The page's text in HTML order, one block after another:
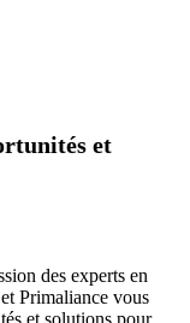
et
des experts en
Primaliance vous